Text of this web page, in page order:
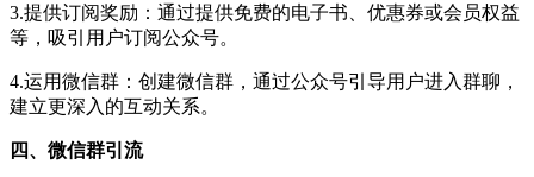
3.提供订阅奖励：通过提供免费的电子书、优惠券或会员权益
等，吸引用户订阅公众号。
4.运用微信群：创建微信群，通过公众号引导用户进入群聊，
建立更深入的互动关系。
四、微信群引流